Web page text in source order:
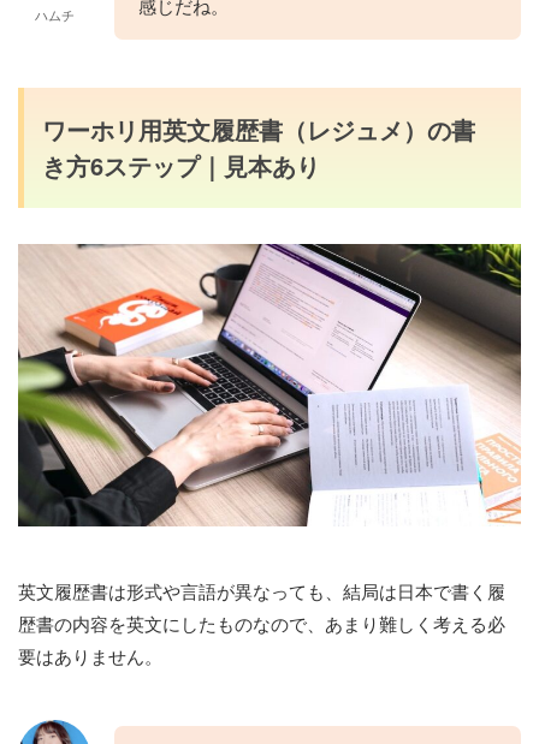
ハムチ 感じだね。
ワーホリ用英文履歴書（レジュメ）の書
き方6ステップ｜見本あり
英文履歴書は形式や言語が異なっても、結局は日本で書く履
歴書の内容を英文にしたものなので、あまり難しく考える必
要はありません。